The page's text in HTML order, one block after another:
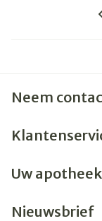
Neem
Uw apotheek
Nieuwsbrief